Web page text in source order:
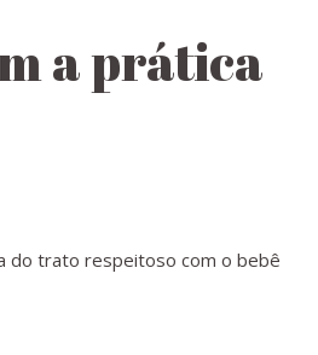
a prática
do trato respeitoso com o bebê